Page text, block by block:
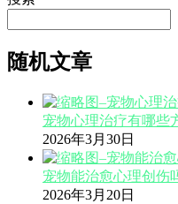
随机文章
宠物心理治疗有哪些
2026年3月30日
宠物能治愈心理创伤
2026年3月20日